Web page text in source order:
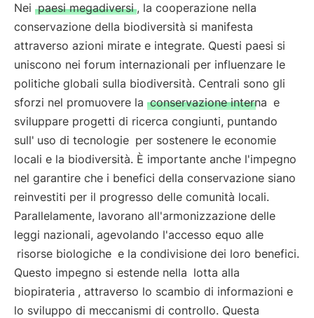
Nei paesi megadiversi , la cooperazione nella
conservazione della biodiversità si manifesta
attraverso azioni mirate e integrate. Questi paesi si
uniscono nei forum internazionali per influenzare le
politiche globali sulla biodiversità. Centrali sono gli
sforzi nel promuovere la conservazione interna e
sviluppare progetti di ricerca congiunti, puntando
sull' uso di tecnologie per sostenere le economie
locali e la biodiversità. È importante anche l'impegno
nel garantire che i benefici della conservazione siano
reinvestiti per il progresso delle comunità locali.
Parallelamente, lavorano all'armonizzazione delle
leggi nazionali, agevolando l'accesso equo alle
risorse biologiche e la condivisione dei loro benefici.
Questo impegno si estende nella lotta alla
biopirateria , attraverso lo scambio di informazioni e
lo sviluppo di meccanismi di controllo. Questa